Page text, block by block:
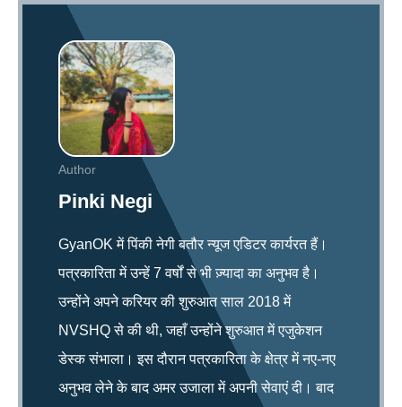
Author
Pinki Negi
GyanOK में पिंकी नेगी बतौर न्यूज एडिटर कार्यरत हैं।
पत्रकारिता में उन्हें 7 वर्षों से भी ज़्यादा का अनुभव है।
उन्होंने अपने करियर की शुरुआत साल 2018 में
NVSHQ से की थी, जहाँ उन्होंने शुरुआत में एजुकेशन
डेस्क संभाला। इस दौरान पत्रकारिता के क्षेत्र में नए-नए
अनुभव लेने के बाद अमर उजाला में अपनी सेवाएं दी। बाद